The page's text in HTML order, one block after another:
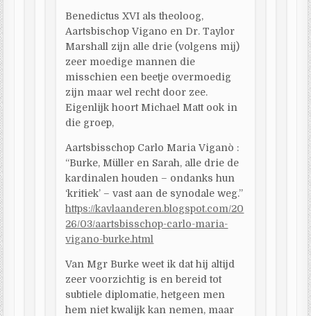
Benedictus XVI als theoloog,
Aartsbischop Vigano en Dr. Taylor
Marshall zijn alle drie (volgens mij)
zeer moedige mannen die
misschien een beetje overmoedig
zijn maar wel recht door zee.
Eigenlijk hoort Michael Matt ook in
die groep,
Aartsbisschop Carlo Maria Viganò :
“Burke, Müller en Sarah, alle drie de
kardinalen houden – ondanks hun
‘kritiek’ – vast aan de synodale weg.”
https://kavlaanderen.blogspot.com/20
26/03/aartsbisschop-carlo-maria-
vigano-burke.html
Van Mgr Burke weet ik dat hij altijd
zeer voorzichtig is en bereid tot
subtiele diplomatie, hetgeen men
hem niet kwalijk kan nemen, maar